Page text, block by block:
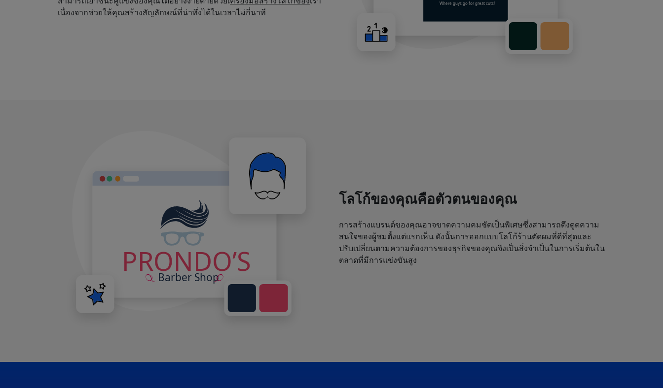
เนื่องจากช่วยให้คุณสร้างสัญลักษณ์ที่น่าทึ่งได้ในเวลาไม่กี่นาที
โลโก้ของคุณคือตัวตนของคุณ
การสร้างแบรนด์ของคุณอาจขาดความคมชัดเป็นพิเศษซึ่งสามารถดึงดูดความ
สนใจของผู้ชมตั้งแต่แรกเห็น ดังนั้นการออกแบบโลโก้ร้านตัดผมที่ดีที่สุดและ
ปรับเปลี่ยนตามความต้องการของธุรกิจของคุณจึงเป็นสิ่งจำเป็นในการเริ่มต้นใน
ตลาดที่มีการแข่งขันสูง